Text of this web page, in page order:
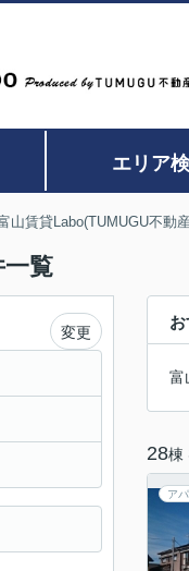
エリア
山賃貸Labo(TUMUGU不動
覧
富
28棟
ア
変更